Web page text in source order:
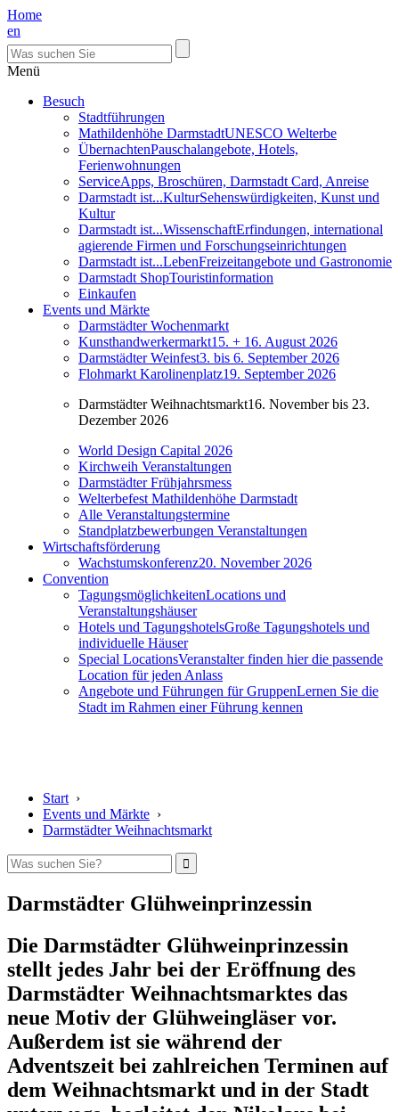
Home
en
Menü
Besuch
Stadtführungen
Mathildenhöhe DarmstadtUNESCO Welterbe
ÜbernachtenPauschalangebote, Hotels,
Ferienwohnungen
ServiceApps, Broschüren, Darmstadt Card, Anreise
Darmstadt ist...KulturSehenswürdigkeiten, Kunst und
Kultur
Darmstadt ist...WissenschaftErfindungen, international
agierende Firmen und Forschungseinrichtungen
Darmstadt ist...LebenFreizeitangebote und Gastronomie
Darmstadt ShopTouristinformation
Einkaufen
Events und Märkte
Darmstädter Wochenmarkt
Kunsthandwerkermarkt15. + 16. August 2026
Darmstädter Weinfest3. bis 6. September 2026
Flohmarkt Karolinenplatz19. September 2026
Darmstädter Weihnachtsmarkt16. November bis 23.
Dezember 2026
World Design Capital 2026
Kirchweih Veranstaltungen
Darmstädter Frühjahrsmess
Welterbefest Mathildenhöhe Darmstadt
Alle Veranstaltungstermine
Standplatzbewerbungen Veranstaltungen
Wirtschaftsförderung
Wachstumskonferenz20. November 2026
Convention
TagungsmöglichkeitenLocations und
Veranstaltungshäuser
Hotels und TagungshotelsGroße Tagungshotels und
individuelle Häuser
Special LocationsVeranstalter finden hier die passende
Location für jeden Anlass
Angebote und Führungen für GruppenLernen Sie die
Stadt im Rahmen einer Führung kennen
Start ›
Events und Märkte ›
Darmstädter Weihnachtsmarkt
Darmstädter Glühweinprinzessin
Die Darmstädter Glühweinprinzessin
stellt jedes Jahr bei der Eröffnung des
Darmstädter Weihnachtsmarktes das
neue Motiv der Glühweingläser vor.
Außerdem ist sie während der
Adventszeit bei zahlreichen Terminen auf
dem Weihnachtsmarkt und in der Stadt